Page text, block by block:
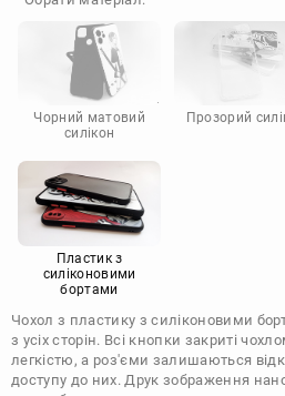
Doogee
Infinix
Motorola
Чорний матовий
силікон
Прозорий
Пластик з
силіконовими
бортами
Чохол з пластику з силіконовими
з усіх сторін. Всі кнопки закриті
легкістю, а роз'єми залишаються
доступу до них. Друк зображення